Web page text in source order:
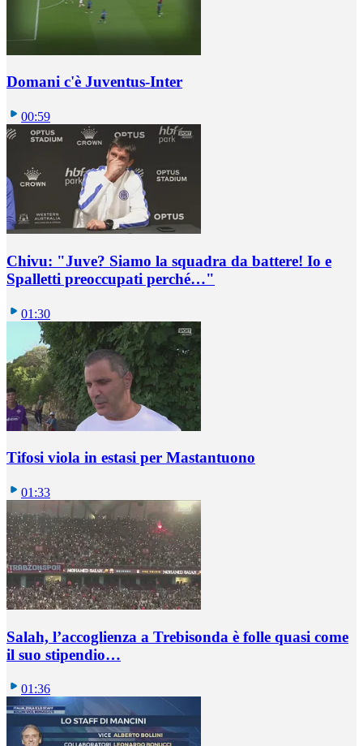
Domani c'è Juventus-Inter
00:59
Chivu: "Juve? Siamo la squadra da battere! Io e
Spalletti preoccupati perché…"
01:30
Tifosi viola in estasi per Mastantuono
01:33
Salah, l’accoglienza a Trebisonda è folle quasi come
il suo stipendio…
01:36